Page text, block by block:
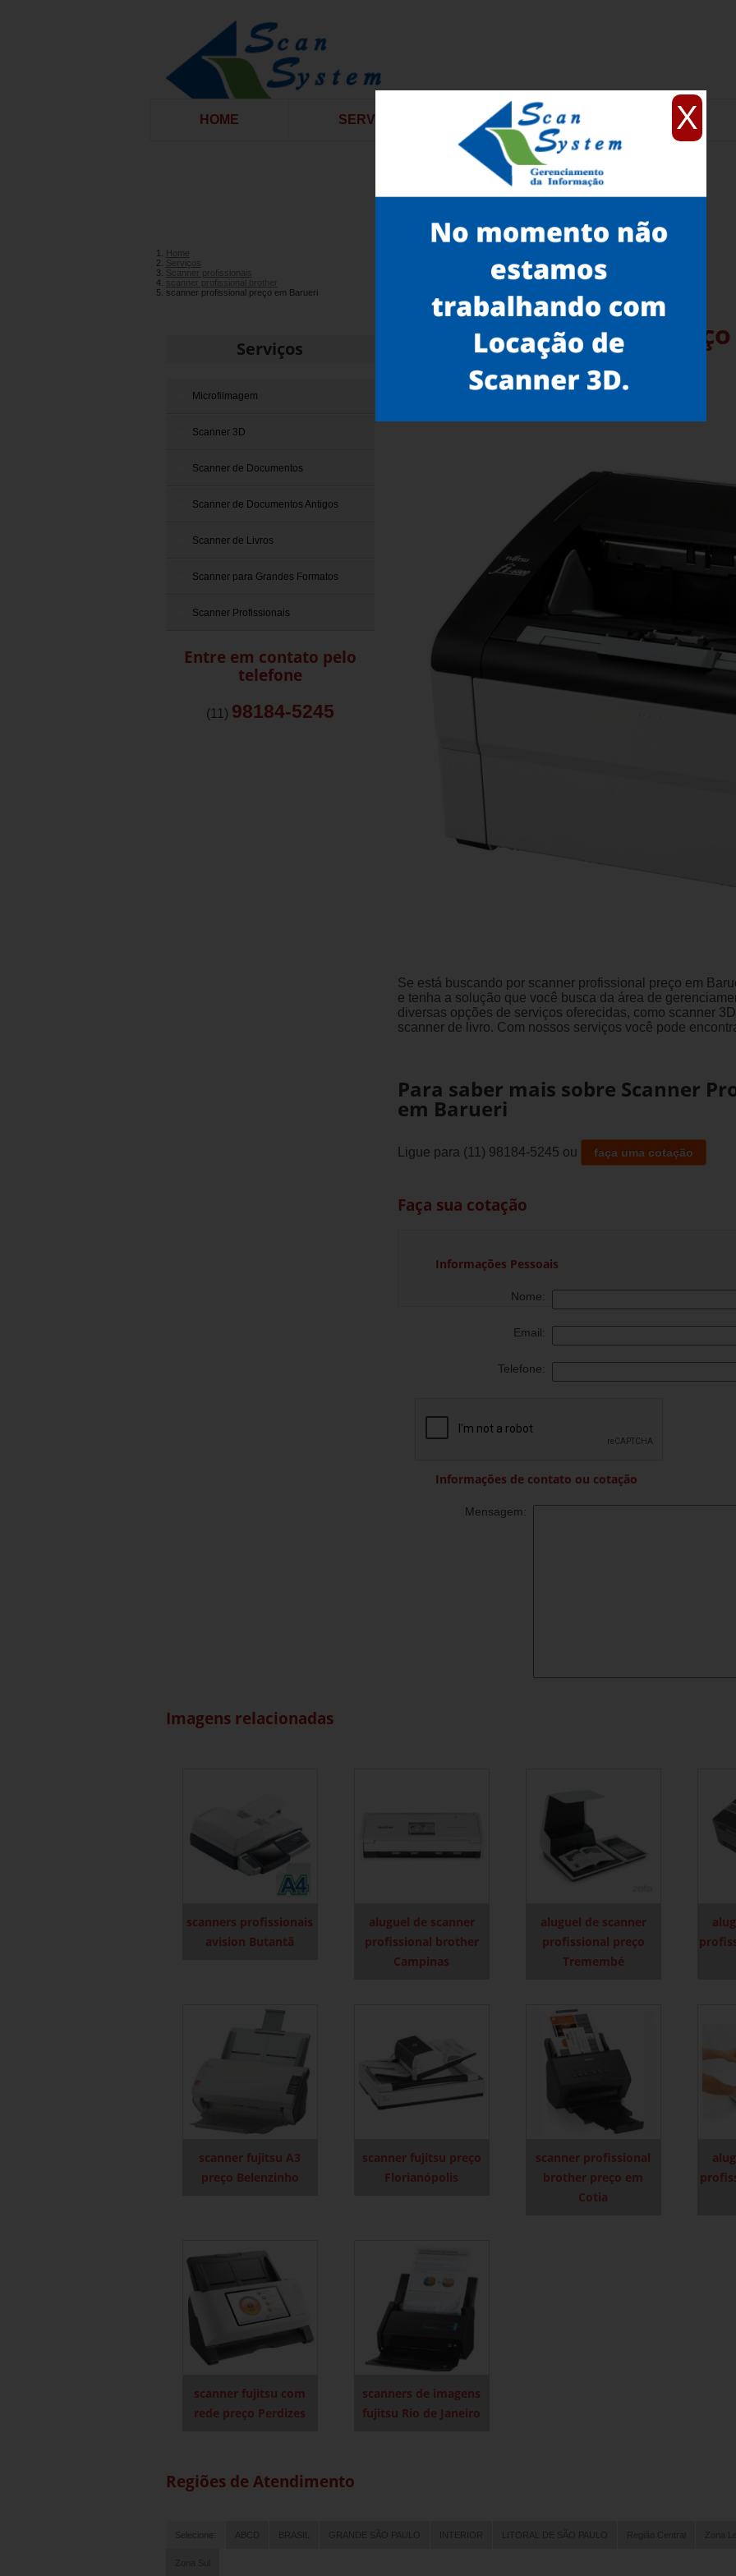
X
HOME SERVIÇOS CONTATO
Home
Serviços
Scanner profissionais
scanner profissional brother
scanner profissional preço em Barueri
Serviços
Microfilmagem
Scanner 3D
Scanner de Documentos
Scanner de Documentos Antigos
Scanner de Livros
Scanner para Grandes Formatos
Scanner Profissionais
Entre em contato pelo
telefone
(11) 98184-5245
Scanner Profissional
Gostou? compartilhe!
Se está buscando por scanner profissional preço em
e tenha a solução que você busca da área de
diversas opções de serviços oferecidas, como scanner
scanner de livro. Com nossos serviços você pode
Para saber mais sobre Scanner
em Barueri
Ligue para (11) 98184-5245 ou faça uma cotação
Faça sua cotação
Informações Pessoais
Nome:
Email:
Telefone:
Informações de contato ou cotação
Mensagem:
Imagens relacionadas
scanners profissionais
avision Butantã
aluguel de scanner
profissional brother
Campinas
aluguel de scanner
profissional preço
Tremembé
scanner fujitsu A3
preço Belenzinho
scanner fujitsu preço
Florianópolis
scanner profissional
brother preço em
Cotia
scanner fujitsu com
rede preço Perdizes
scanners de imagens
fujitsu Rio de Janeiro
Regiões de Atendimento
Selecione: ABCD BRASIL GRANDE SÃO PAULO INTERIOR LITORAL DE SÃO PAULO Região Central Zona
Zona Sul